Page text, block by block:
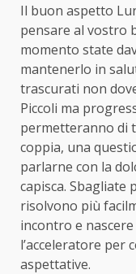
Il buon aspetto
pensare al vostro
momento state
mantenerlo in
trascurati non
Piccoli ma
permetteranno di
coppia, una
parlarne con la
capisca. Sbagliate
risolvono più
incontro e
l’acceleratore per
aspettative.